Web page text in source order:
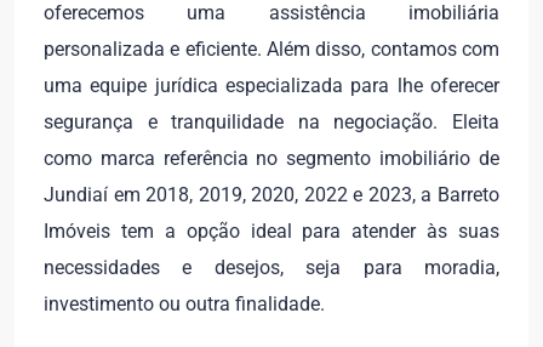
oferecemos uma assistência imobiliária
personalizada e eficiente. Além disso, contamos com
uma equipe jurídica especializada para lhe oferecer
segurança e tranquilidade na negociação. Eleita
como marca referência no segmento imobiliário de
Jundiaí em 2018, 2019, 2020, 2022 e 2023, a Barreto
Imóveis tem a opção ideal para atender às suas
necessidades e desejos, seja para moradia,
investimento ou outra finalidade.